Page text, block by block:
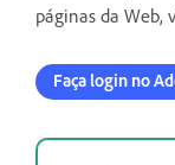
páginas da Web,
Faça login no